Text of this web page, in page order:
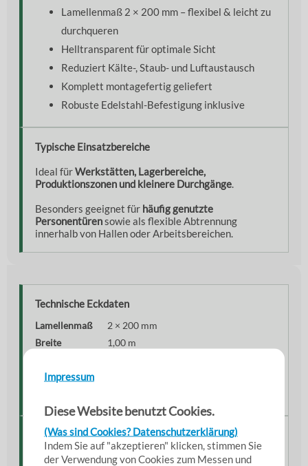
Impressum
Diese Website benutzt Cookies.
(Was sind Cookies? Datenschutzerklärung)
Indem Sie auf "akzeptieren" klicken, stimmen Sie
der Verwendung von Cookies zum Messen und
Lamellenmaß 2 × 200 mm – flexibel & leicht zu
durchqueren
Helltransparent für optimale Sicht
Reduziert Kälte-, Staub- und Luftaustausch
Komplett montagefertig geliefert
Robuste Edelstahl-Befestigung inklusive
Typische Einsatzbereiche
Ideal fürWerkstätten, Lagerbereiche,
Produktionszonen und kleinere Durchgänge
Besonders geeignet für häufig genutzte
Personentürensowie als flexible Abtrennung
innerhalb von Hallen oder Arbeitsbereichen.
Technische Eckdaten
Lamellenmaß
2 × 200 mm
Breite
1,00 m
Material
Lieferumfang
Im Set enthalten sind diezugeschnittenen PVC-